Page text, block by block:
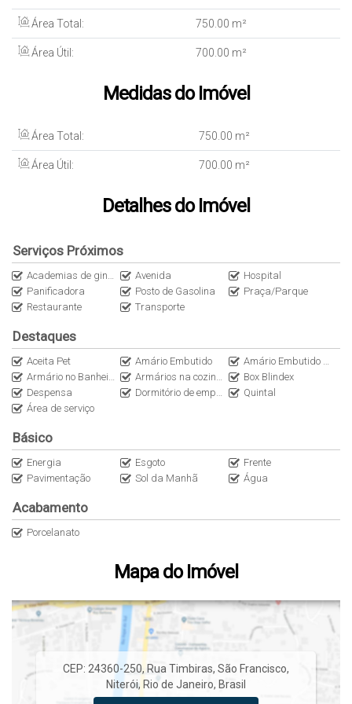
escolha perfeita.Não perca a oportunidade de conhecereste
refúgio em São Francisco, Niterói. Agende sua visita e venha se
encantar!
Aceita Pet: seu companheiro de quatro patas é bem-vindo!
Armários embutidos no quarto.
Área Total: 750.00 m²
Área Útil: 700.00 m²
Medidas do Imóvel
Área Total: 750 .00 m²
Área Útil: 700 .00 m²
Detalhes do Imóvel
Serviços Próximos
Academias de ginástica Avenida
Hospital
Panificadora
Posto de Gasolina
Praça/Parque
Restaurante
Transporte
Destaques
Aceita Pet Amário Embutido
Amário Embutido no Quarto
Armário no Banheiro
Armários na cozinha
Box Blindex
Despensa
Dormitório de empregada
Quintal
Área de serviço
Básico
Energia Esgoto
Frente
Pavimentação
Sol da Manhã Água
Acabamento
Porcelanato
Mapa do Imóvel
CEP: 24360-250, Rua Timbiras, São Francisco,
Niterói, Rio de Janeiro, Brasil